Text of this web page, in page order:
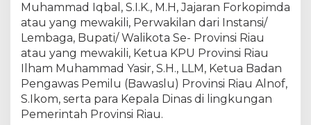
a
d
i
r
P
e
r
t
Muhammad Iqbal, S.I.K., M.H, Jajaran Forkopimda
atau yang mewakili, Perwakilan dari Instansi/
Lembaga, Bupati/ Walikota Se- Provinsi Riau
atau yang mewakili, Ketua KPU Provinsi Riau
Ilham Muhammad Yasir, S.H., LLM, Ketua Badan
Pengawas Pemilu (Bawaslu) Provinsi Riau Alnof,
S.Ikom, serta para Kepala Dinas di lingkungan
Pemerintah Provinsi Riau.